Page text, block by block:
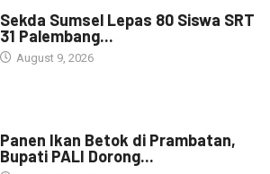
Sekda Sumsel Lepas 80 Siswa SRT
31 Palembang...
August 9, 2026
Panen Ikan Betok di Prambatan,
Bupati PALI Dorong...